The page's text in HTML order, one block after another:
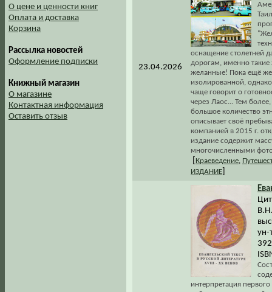
О цене и ценности книг
Оплата и доставка
Корзина
Рассылка новостей
Оформление подписки
Книжный магазин
О магазине
Контактная информация
Оставить отзыв
23.04.2026
оснащение столетней
дорогам, именно
желанные! Пока ещё
изолированной,
чаще говорит о
через Лаос... Тем
большое количество
описывает своё
компанией в 2015 г.
издание содержит
многочисленными
Краеведение
ИЗДАНИЕ
ун-
интерпретация